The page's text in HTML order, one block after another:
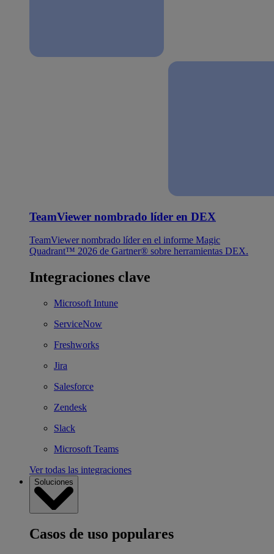
TeamViewer nombrado líder en DEX
TeamViewer nombrado líder en el informe Magic
Quadrant™ 2026 de Gartner® sobre herramientas DEX.
Integraciones clave
Microsoft Intune
ServiceNow
Freshworks
Jira
Salesforce
Zendesk
Slack
Microsoft Teams
Ver todas las integraciones
Soluciones
Casos de uso populares